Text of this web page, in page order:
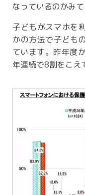
なっているのかみて
子どもがスマホを
かの方法で子ども
ています。昨年度
年連続で8割をこえ